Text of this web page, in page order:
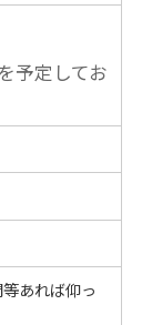
予定してお
あれば仰っ